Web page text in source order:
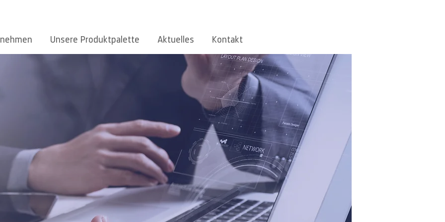
Unsere Produktpalette Aktuelles Kontakt